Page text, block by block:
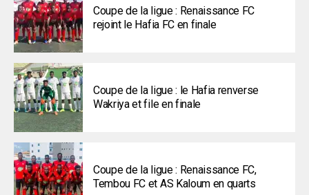
Coupe de la ligue : Renaissance FC
rejoint le Hafia FC en finale
Coupe de la ligue : le Hafia renverse
Wakriya et file en finale
Coupe de la ligue : Renaissance FC,
Tembou FC et AS Kaloum en quarts